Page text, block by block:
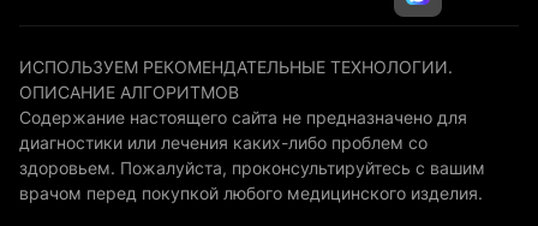
ИСПОЛЬЗУЕМ РЕКОМЕНДАТЕЛЬНЫЕ ТЕХНОЛОГИИ.
ОПИСАНИЕ АЛГОРИТМОВ
Содержание настоящего сайта не предназначено для
диагностики или лечения каких-либо проблем со
здоровьем. Пожалуйста, проконсультируйтесь с вашим
врачом перед покупкой любого медицинского изделия.